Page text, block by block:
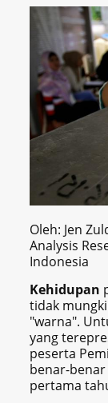
Oleh: Jen
Analysis
Indonesia
Kehidupan
tidak
"warna".
yang
peserta
benar-
pertama